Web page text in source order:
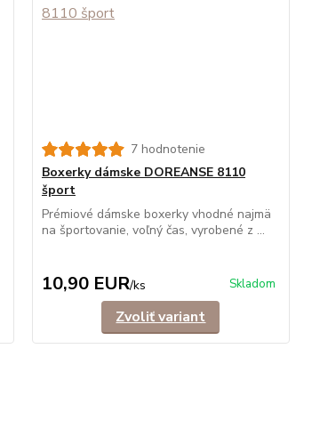
7 hodnotenie
Boxerky dámske DOREANSE 8110
šport
Prémiové dámske boxerky vhodné najmä
na športovanie, voľný čas, vyrobené z ...
10,90 EUR/ks Skladom
Zvoliť variant